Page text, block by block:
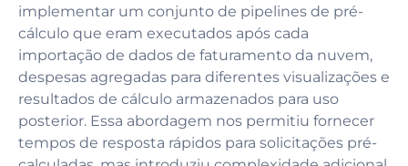
implementar um conjunto de pipelines de pré-
cálculo que eram executados após cada
importação de dados de faturamento da nuvem,
despesas agregadas para diferentes visualizações e
resultados de cálculo armazenados para uso
posterior. Essa abordagem nos permitiu fornecer
tempos de resposta rápidos para solicitações pré-